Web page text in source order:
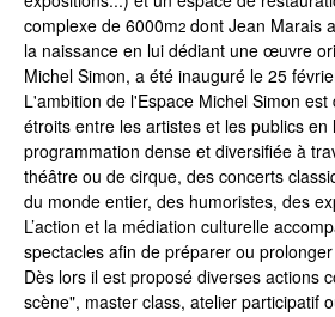
complexe de 6000m2 dont Jean Marais
la naissance en lui dédiant une œuvre
Michel Simon, a été inauguré le 25
L'ambition de l'Espace Michel Simon
étroits entre les artistes et les publics
programmation dense et diversifiée à
théâtre ou de cirque, des concerts
du monde entier, des humoristes, des
L’action et la médiation culturelle
spectacles afin de préparer ou
Dès lors il est proposé diverses actions
scène", master class, atelier participatif